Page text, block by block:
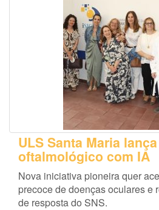
ULS Santa Maria
oftalmológico com IA
Nova iniciativa pioneira quer
precoce de doenças oculares e
de resposta do SNS.